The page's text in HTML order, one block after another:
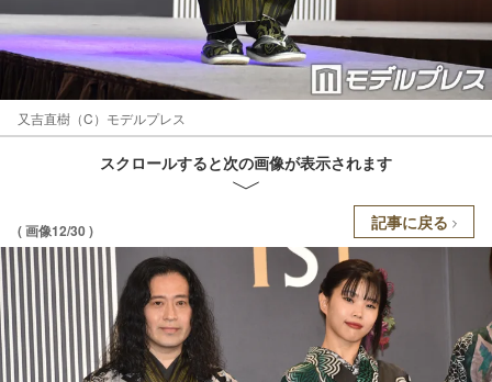
又吉直樹（C）モデルプレス
スクロールすると次の画像が表示されます
( 画像12/30 ) 記事に戻る